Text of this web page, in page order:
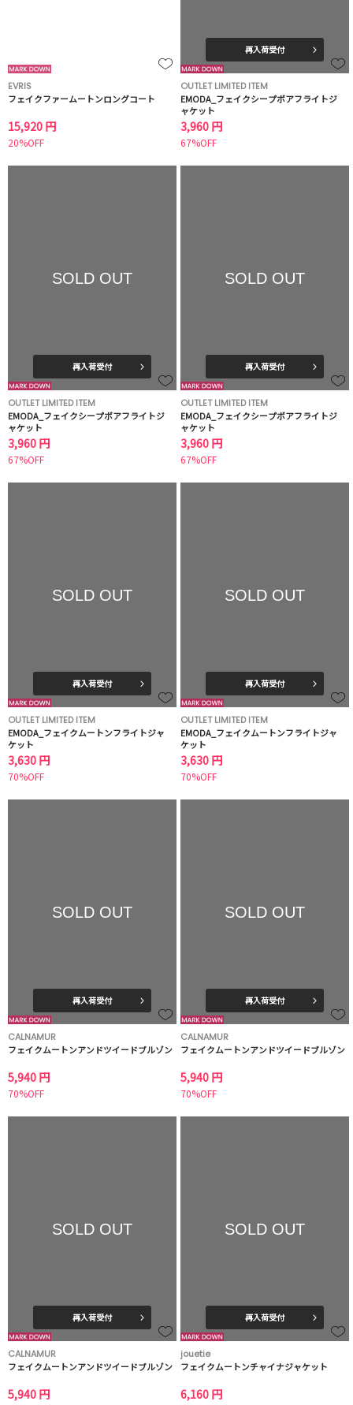
EVRIS
フェイクファームートンロングコート
15,920 円
20%OFF
再入荷受付
OUTLET LIMITED ITEM
EMODA_フェイクシープボアフライトジ
ャケット
3,960 円
67%OFF
SOLD OUT
再入荷受付
OUTLET LIMITED ITEM
EMODA_フェイクシープボアフライトジ
ャケット
3,960 円
67%OFF
SOLD OUT
再入荷受付
OUTLET LIMITED ITEM
EMODA_フェイクシープボアフライトジ
ャケット
3,960 円
67%OFF
SOLD OUT
再入荷受付
OUTLET LIMITED ITEM
EMODA_フェイクムートンフライトジャ
ケット
3,630 円
70%OFF
SOLD OUT
再入荷受付
OUTLET LIMITED ITEM
EMODA_フェイクムートンフライトジャ
ケット
3,630 円
70%OFF
SOLD OUT
再入荷受付
CALNAMUR
フェイクムートンアンドツイードブルゾン
5,940 円
70%OFF
SOLD OUT
再入荷受付
CALNAMUR
フェイクムートンアンドツイードブルゾン
5,940 円
70%OFF
SOLD OUT
再入荷受付
CALNAMUR
フェイクムートンアンドツイードブルゾン
5,940 円
SOLD OUT
再入荷受付
jouetie
フェイクムートンチャイナジャケット
6,160 円